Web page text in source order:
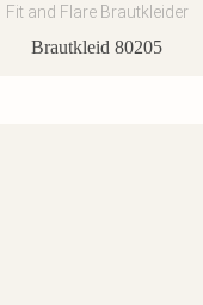
Fit and Flare Brautkleider
Brautkleid 80205